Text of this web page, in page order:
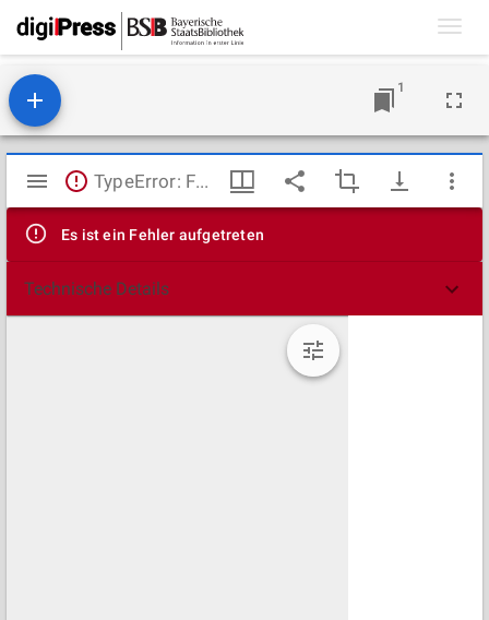
1
Mirador
Viewer
TypeError: Failed to fetch
Es ist ein Fehler aufgetreten
Technische Details